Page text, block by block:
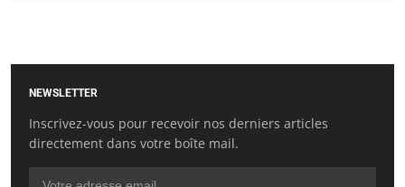
NEWSLETTER
Inscrivez-vous pour recevoir nos derniers articles
directement dans votre boîte mail.